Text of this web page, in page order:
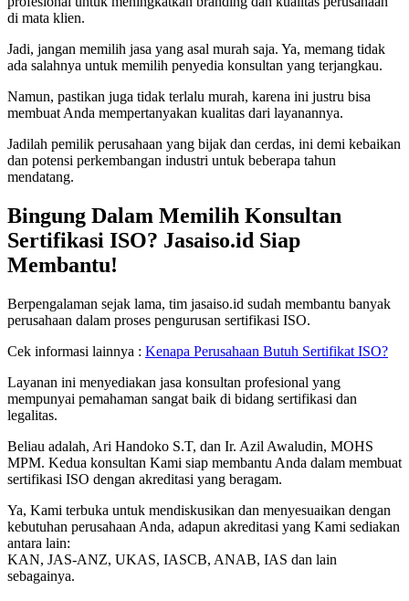
di mata klien.
Jadi, jangan memilih jasa yang asal murah saja. Ya, memang tidak
ada salahnya untuk memilih penyedia konsultan yang terjangkau.
Namun, pastikan juga tidak terlalu murah, karena ini justru bisa
membuat Anda mempertanyakan kualitas dari layanannya.
Jadilah pemilik perusahaan yang bijak dan cerdas, ini demi kebaikan
dan potensi perkembangan industri untuk beberapa tahun
mendatang.
Bingung Dalam Memilih Konsultan
Sertifikasi ISO? Jasaiso.id Siap
Membantu!
Berpengalaman sejak lama, tim jasaiso.id sudah membantu banyak
perusahaan dalam proses pengurusan sertifikasi ISO.
Cek informasi lainnya : Kenapa Perusahaan Butuh Sertifikat ISO?
Layanan ini menyediakan jasa konsultan profesional yang
mempunyai pemahaman sangat baik di bidang sertifikasi dan
legalitas.
Beliau adalah, Ari Handoko S.T, dan Ir. Azil Awaludin, MOHS
MPM. Kedua konsultan Kami siap membantu Anda dalam membuat
sertifikasi ISO dengan akreditasi yang beragam.
Ya, Kami terbuka untuk mendiskusikan dan menyesuaikan dengan
kebutuhan perusahaan Anda, adapun akreditasi yang Kami sediakan
antara lain:
KAN, JAS-ANZ, UKAS, IASCB, ANAB, IAS dan lain
sebagainya.